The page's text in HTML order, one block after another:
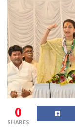
0
SHARES